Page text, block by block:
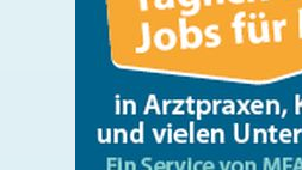
Live-Online-Seminar:
Umgang mit Fehlern im
Praxisalltag